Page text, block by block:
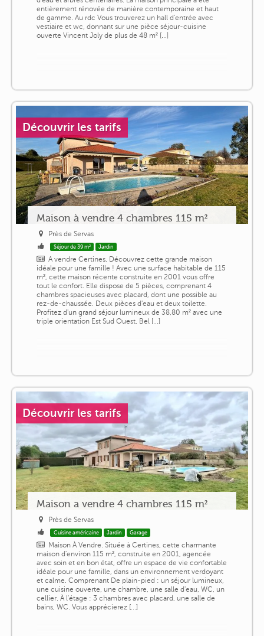
entièrement rénovée de manière contemporaine et haut
de gamme. Au rdc Vous trouverez un hall d'entrée avec
vestiaire et wc, donnant sur une pièce séjour-cuisine
ouverte Vincent Joly de plus de 48 m² [...]
Découvrir les tarifs
Maison à vendre 4 chambres 115 m²
Près de Servas
Séjour de 39 m² Jardin
A vendre Certines, Découvrez cette grande maison
idéale pour une famille ! Avec une surface habitable de 115
m², cette maison récente construite en 2001 vous offre
tout le confort. Elle dispose de 5 pièces, comprenant 4
chambres spacieuses avec placard, dont une possible au
rez-de-chaussée. Deux pièces d'eau et deux toilette.
Profitez d'un grand séjour lumineux de 38,80 m² avec une
triple orientation Est Sud Ouest, Bel [...]
Découvrir les tarifs
Maison a vendre 4 chambres 115 m²
Près de Servas
Cuisine américaine Jardin Garage
Maison À Vendre. Située à Certines, cette charmante
maison d'environ 115 m², construite en 2001, agencée
avec soin et en bon état, offre un espace de vie confortable
idéale pour une famille, dans un environnement verdoyant
et calme. Comprenant De plain-pied : un séjour lumineux,
une cuisine ouverte, une chambre, une salle d'eau, WC, un
cellier. À l'étage : 3 chambres avec placard, une salle de
bains, WC. Vous apprécierez [...]